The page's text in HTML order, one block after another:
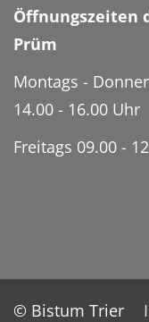
Öffnungszeiten
Prüm
Montags -
14.00 - 16.00 Uhr
Freitags 09.00 -
© Bistum Trier